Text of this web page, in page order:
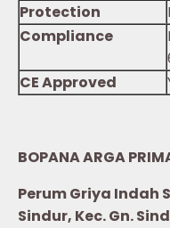
Protection
Compliance
CE Approved
BOPANA ARGA
Perum Griya Indah
Sindur, Kec. Gn.